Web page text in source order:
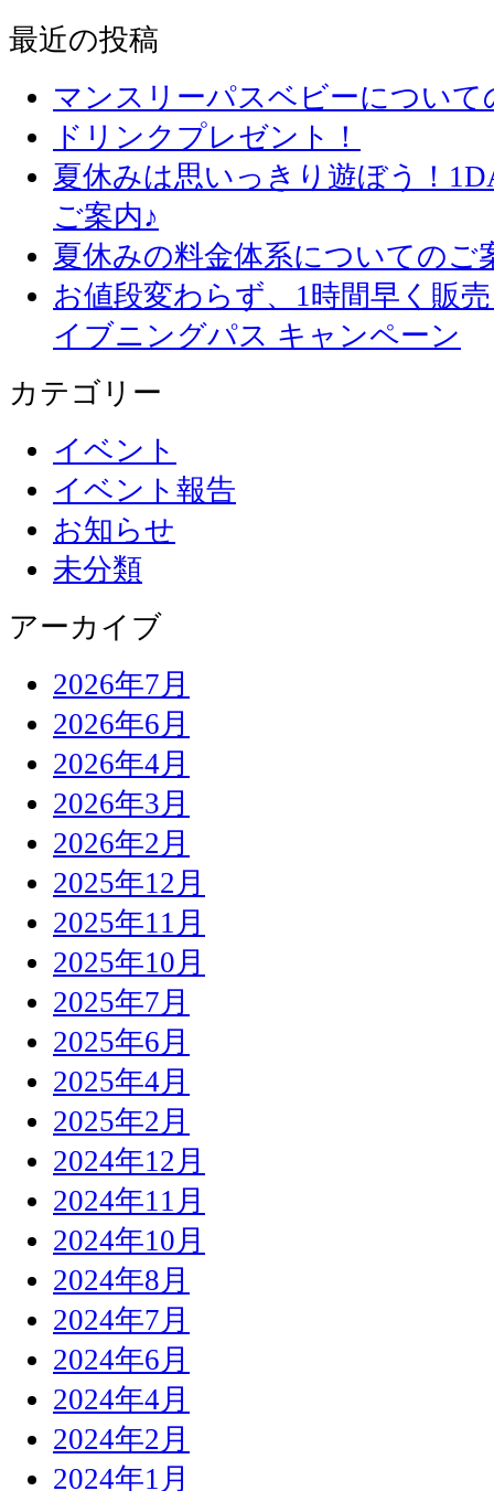
最近の投稿
マンスリーパスベビーについて
ドリンクプレゼント！
夏休みは思いっきり遊ぼう！
ご案内♪
夏休みの料金体系についてのご
お値段変わらず、1
イブニングパス キャンペーン
カテゴリー
イベント
イベント報告
お知らせ
未分類
アーカイブ
2026年7月
2026年6月
2026年4月
2026年3月
2026年2月
2025年12月
2025年11月
2025年10月
2025年7月
2025年6月
2025年4月
2025年2月
2024年12月
2024年11月
2024年10月
2024年8月
2024年7月
2024年6月
2024年4月
2024年2月
2024年1月